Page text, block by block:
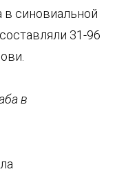
синовиальной
31-96
в